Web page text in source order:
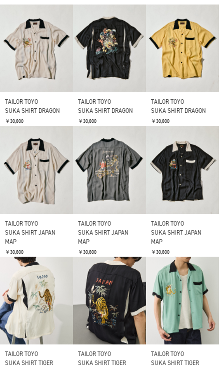
TAILOR TOYO
SUKA SHIRT DRAGON
￥30,800
TAILOR TOYO
SUKA SHIRT DRAGON
￥30,800
TAILOR TOYO
SUKA SHIRT DRAGON
￥30,800
TAILOR TOYO
SUKA SHIRT JAPAN
MAP
￥30,800
TAILOR TOYO
SUKA SHIRT JAPAN
MAP
￥30,800
TAILOR TOYO
SUKA SHIRT JAPAN
MAP
￥30,800
TAILOR TOYO
SUKA SHIRT TIGER
TAILOR TOYO
SUKA SHIRT TIGER
TAILOR TOYO
SUKA SHIRT TIGER